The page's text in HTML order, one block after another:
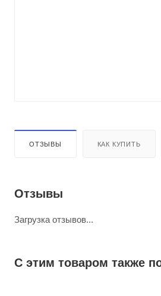
ОТЗЫВЫ КАК КУПИТЬ
Отзывы
Загрузка отзывов...
С этим товаром также